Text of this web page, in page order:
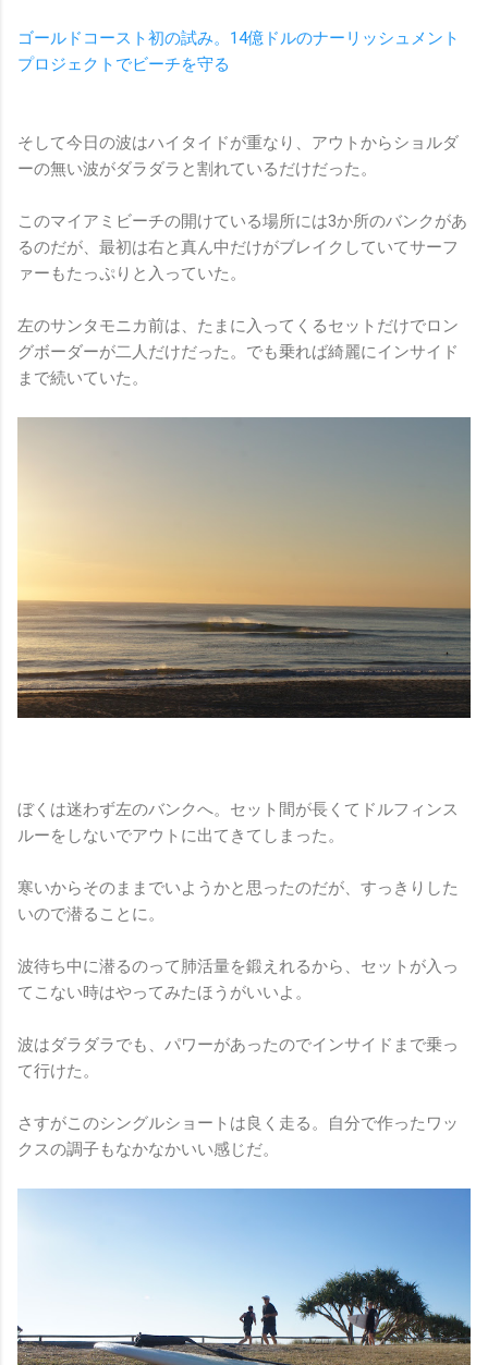
ゴールドコースト初の試み。14億ドルのナーリッシュメント
プロジェクトでビーチを守る
そして今日の波はハイタイドが重なり、アウトからショルダ
ーの無い波がダラダラと割れているだけだった。
このマイアミビーチの開けている場所には3か所のバンクがあ
るのだが、最初は右と真ん中だけがブレイクしていてサーフ
ァーもたっぷりと入っていた。
左のサンタモニカ前は、たまに入ってくるセットだけでロン
グボーダーが二人だけだった。でも乗れば綺麗にインサイド
まで続いていた。
ぼくは迷わず左のバンクへ。セット間が長くてドルフィンス
ルーをしないでアウトに出てきてしまった。
寒いからそのままでいようかと思ったのだが、すっきりした
いので潜ることに。
波待ち中に潜るのって肺活量を鍛えれるから、セットが入っ
てこない時はやってみたほうがいいよ。
波はダラダラでも、パワーがあったのでインサイドまで乗っ
て行けた。
さすがこのシングルショートは良く走る。自分で作ったワッ
クスの調子もなかなかいい感じだ。